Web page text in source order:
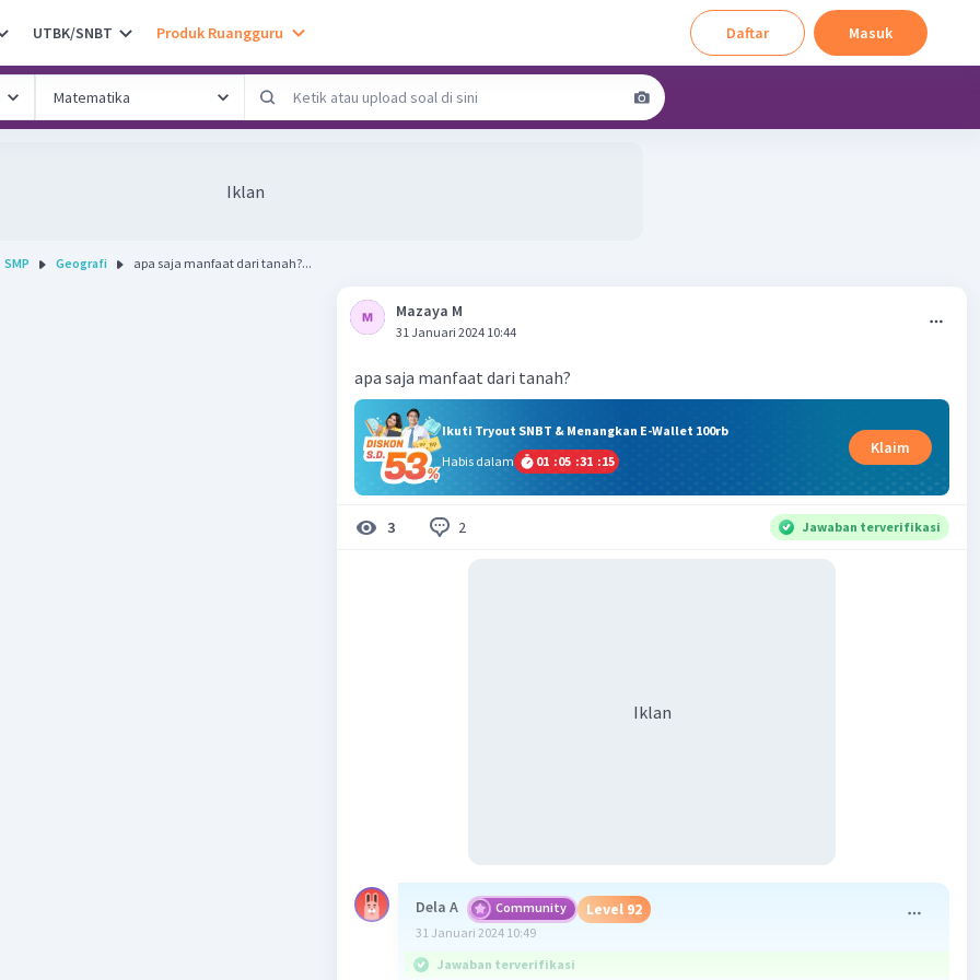
UTBK/SNBT Produk Ruangguru Daftar Masuk
Iklan
SMP Geografi apa saja manfaat dari tanah?...
Mazaya M
31 Januari 2024 10:44
apa saja manfaat dari tanah?
Ikuti Tryout SNBT & Menangkan E-Wallet 100rb
Habis dalam
01 :05 :31 :14
Klaim
3 2 Jawaban terverifikasi
Iklan
Dela A Community Level 92
31 Januari 2024 10:49
Jawaban terverifikasi